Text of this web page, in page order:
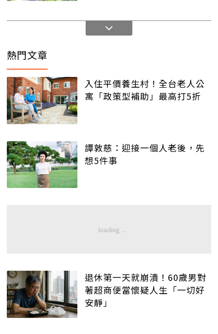
熱門文章
入住平價養生村！全台老人公
寓「政策型補助」最高打5折
譚敦慈：迎接一個人老後，先
想5件事
退休第一天就崩潰！60歲男對
著超商便當懷疑人生「一切好
安靜」